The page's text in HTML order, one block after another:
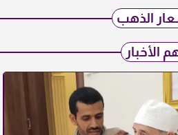
الذهب
الأخبار